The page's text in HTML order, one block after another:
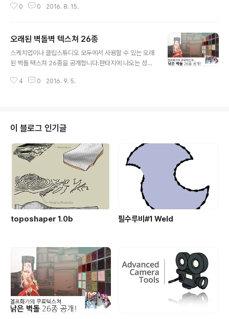
골고루 사용할수 있습니다. 누구든 다운받으실수 있으며,
r/tree/watercolor
0 0 2016. 8. 15.
오래된 벽돌벽 텍스쳐 26종
스케치업이나 클립스튜디오 모두에서 사용할 수 있는 오래
된 벽돌 텍스쳐 26종을 공개합니다.판타지에 나오는 성이
시려면 아래 링크로 ㄱㄱ~~ http://elfism.com/dcr/tex
4 0 2016. 9. 5.
이 블로그 인기글
toposhaper 1.0b 필수루비#1 Weld